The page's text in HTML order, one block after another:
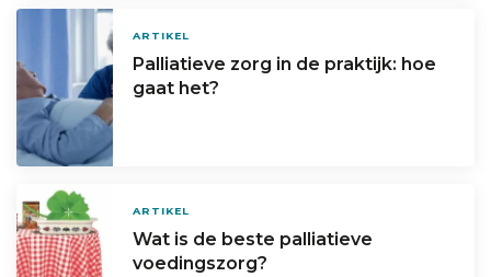
ARTIKEL
Palliatieve zorg in de praktijk: hoe
gaat het?
ARTIKEL
Wat is de beste palliatieve
voedingszorg?